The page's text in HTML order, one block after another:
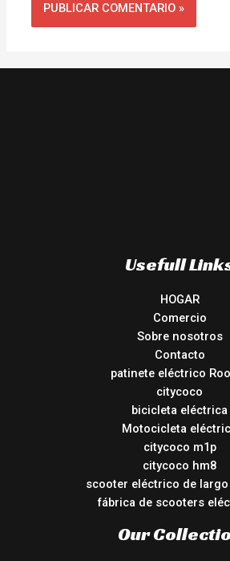
Usefull
HOGAR
Comercio
Sobre nosotros
Contacto
patinete eléctrico
citycoco
bicicleta eléctrica
Motocicleta
citycoco m1p
citycoco hm8
scooter eléctrico de
fábrica de scooters
Our